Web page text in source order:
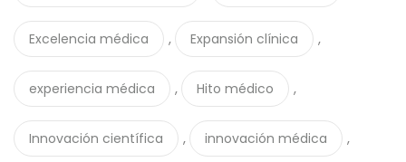
Excelencia médica , Expansión clínica ,
experiencia médica , Hito médico ,
Innovación científica , innovación médica ,